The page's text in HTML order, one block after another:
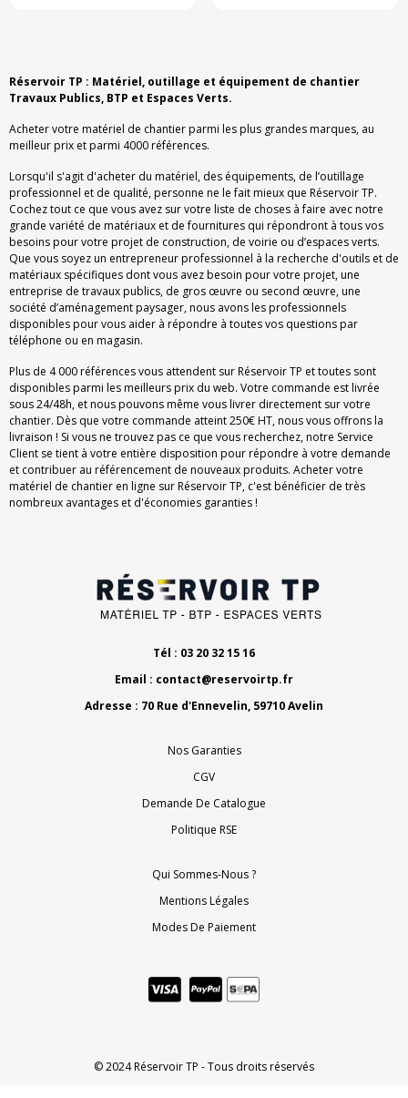
Réservoir TP : Matériel, outillage et équipement de chantier
Travaux Publics, BTP et Espaces Verts.
Acheter votre matériel de chantier parmi les plus grandes marques, au
meilleur prix et parmi 4000 références.
Lorsqu'il s'agit d'acheter du matériel, des équipements, de l’outillage
professionnel et de qualité, personne ne le fait mieux que Réservoir TP.
Cochez tout ce que vous avez sur votre liste de choses à faire avec notre
grande variété de matériaux et de fournitures qui répondront à tous vos
besoins pour votre projet de construction, de voirie ou d’espaces verts.
Que vous soyez un entrepreneur professionnel à la recherche d'outils et de
matériaux spécifiques dont vous avez besoin pour votre projet, une
entreprise de travaux publics, de gros œuvre ou second œuvre, une
société d’aménagement paysager, nous avons les professionnels
disponibles pour vous aider à répondre à toutes vos questions par
téléphone ou en magasin.
Plus de 4 000 références vous attendent sur Réservoir TP et toutes sont
disponibles parmi les meilleurs prix du web. Votre commande est livrée
sous 24/48h, et nous pouvons même vous livrer directement sur votre
chantier. Dès que votre commande atteint 250€ HT, nous vous offrons la
livraison ! Si vous ne trouvez pas ce que vous recherchez, notre Service
Client se tient à votre entière disposition pour répondre à votre demande
et contribuer au référencement de nouveaux produits. Acheter votre
matériel de chantier en ligne sur Réservoir TP, c'est bénéficier de très
nombreux avantages et d'économies garanties !
Tél : 03 20 32 15 16
Email : contact@reservoirtp.fr
Adresse : 70 Rue d'Ennevelin, 59710 Avelin
Nos Garanties
CGV
Demande De Catalogue
Politique RSE
Qui Sommes-Nous ?
Mentions Légales
Modes De Paiement
© 2024 Réservoir TP - Tous droits réservés